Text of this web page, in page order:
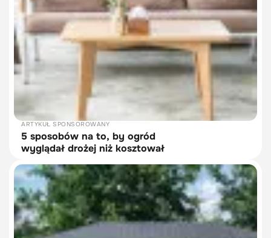
ARTYKUŁ SPONSOROWANY
5 sposobów na to, by ogród
wyglądał drożej niż kosztował